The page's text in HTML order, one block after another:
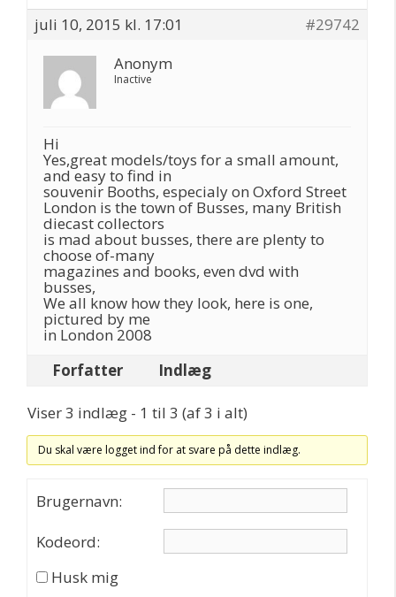
juli 10, 2015 kl. 17:01
#29742
Anonym
Inactive
Hi
Yes,great models/toys for a small amount,
and easy to find in
souvenir Booths, especialy on Oxford Street
London is the town of Busses, many British
diecast collectors
is mad about busses, there are plenty to
choose of-many
magazines and books, even dvd with
busses,
We all know how they look, here is one,
pictured by me
in London 2008
Forfatter
Indlæg
Viser 3 indlæg - 1 til 3 (af 3 i alt)
Du skal være logget ind for at svare på dette indlæg.
Brugernavn:
Kodeord:
Husk mig